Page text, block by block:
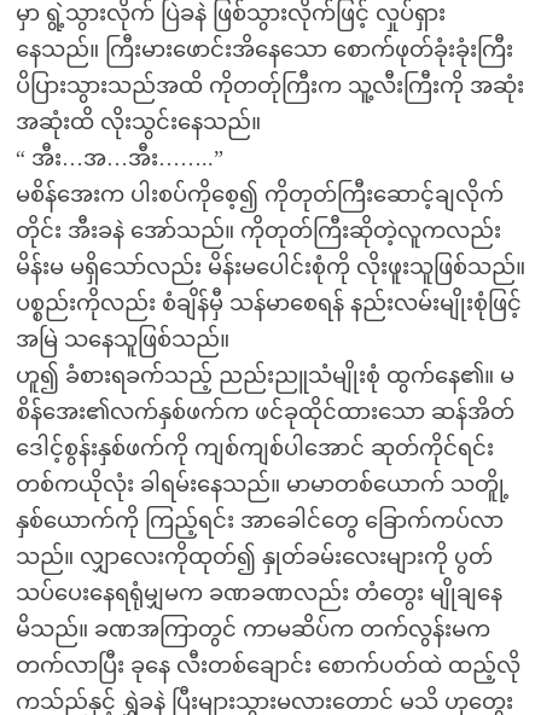
မှာ ရွဲ့သွားလိုက် ပြဲခနဲ ဖြစ်သွားလိုက်ဖြင့် လှုပ်ရှား
နေသည်။ ကြီးမားဖောင်းအိနေသော စောက်ဖုတ်ခုံးခုံးကြီး
ပိပြားသွားသည်အထိ ကိုတတ်ုကြီးက သူ့လီးကြီးကို အဆုံး
အဆုံးထိ လိုးသွင်းနေသည်။
“ အီး…အ…အီး……..”
မစိန်အေးက ပါးစပ်ကိုစေ့၍ ကိုတုတ်ကြီးဆောင့်ချလိုက်
တိုင်း အီးခနဲ အော်သည်။ ကိုတုတ်ကြီးဆိုတဲ့လူကလည်း
မိန်းမ မရှိသော်လည်း မိန်းမပေါင်းစုံကို လိုးဖူးသူဖြစ်သည်။
ပစ္စည်းကိုလည်း စံချိန်မှီ သန်မာစေရန် နည်းလမ်းမျိုးစုံဖြင့်
အမြဲ သနေသူဖြစ်သည်။
ဟူ၍ ခံစားရခက်သည့် ညည်းညူသံမျိုးစုံ ထွက်နေ၏။ မ
စိန်အေး၏လက်နှစ်ဖက်က ဖင်ခုထိုင်ထားသော ဆန်အိတ်
ဒေါင့်စွန်းနှစ်ဖက်ကို ကျစ်ကျစ်ပါအောင် ဆုတ်ကိုင်ရင်း
တစ်ကယိုလုံး ခါရမ်းနေသည်။ မာမာတစ်ယောက် သတိူု့
နှစ်ယောက်ကို ကြည့်ရင်း အာခေါင်တွေ ခြောက်ကပ်လာ
သည်။ လျှာလေးကိုထုတ်၍ နှုတ်ခမ်းလေးများကို ပွတ်
သပ်ပေးနေရရုံမျှမက ခဏခဏလည်း တံတွေး မျိုချနေ
မိသည်။ ခဏအကြာတွင် ကာမဆိပ်က တက်လွန်းမက
တက်လာပြီး ခုနေ လီးတစ်ချောင်း စောက်ပတ်ထဲ ထည့်လို
ကသ်ည်နှင့် ရွှဲခနဲ ပြီးများသွားမလားတောင် မသိ ဟုတွေး